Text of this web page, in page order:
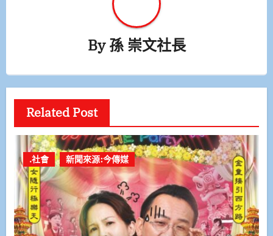
By孫 崇文社長
Related Post
.社會 新聞來源:今傳媒